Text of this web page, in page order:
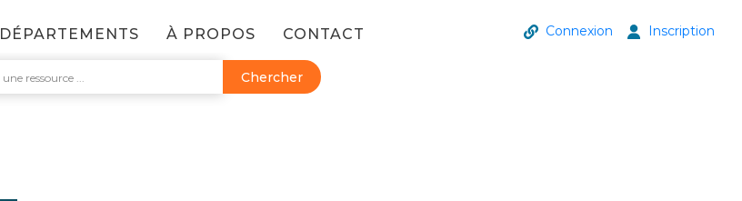
DÉPARTEMENTS À PROPOS CONTACT Connexion Inscription
Chercher